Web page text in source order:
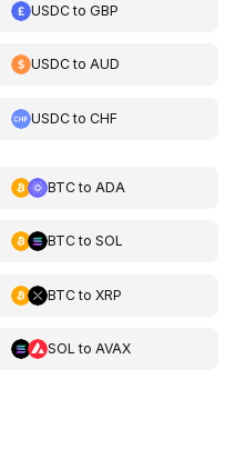
USDCtoGBP
USDCtoAUD
USDCtoCHF
BTCto ADA
BTCto SOL
BTCto XRP
SOL to AVAX